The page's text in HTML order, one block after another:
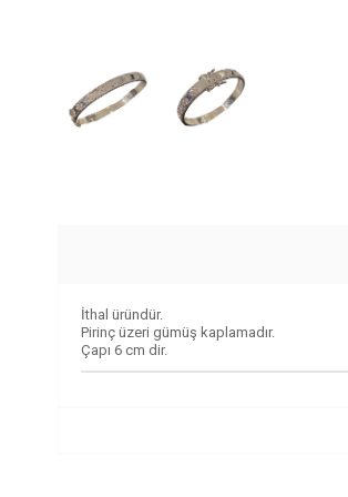
İthal üründür.
Pirinç üzeri gümüş kaplamadır.
Çapı 6 cm dir.